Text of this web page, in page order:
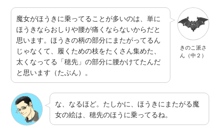
きのこ派さ
ん（中２）
魔女がほうきに乗ってることが多いのは、単に
ほうきならおしりや腰が痛くならないからだと
思います。ほうきの柄の部分にまたがってるん
じゃなくて、履くための枝をたくさん集めた、
太くなってる「穂先」の部分に腰かけてたんだ
と思います（たぶん）。
な、なるほど。たしかに、ほうきにまたがる魔
女の絵は、穂先のほうに乗ってるね。